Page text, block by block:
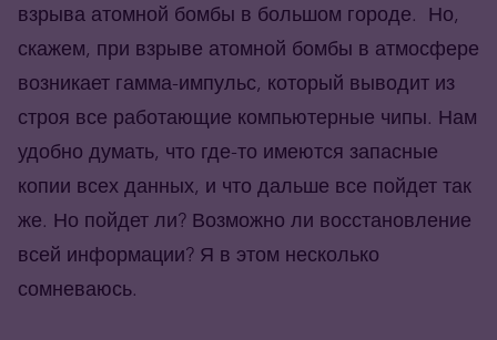
взрыва атомной бомбы в большом городе. Но,
скажем, при взрыве атомной бомбы в атмосфере
возникает гамма-импульс, который выводит из
строя все работающие компьютерные чипы. Нам
удобно думать, что где-то имеются запасные
копии всех данных, и что дальше все пойдет так
же. Но пойдет ли? Возможно ли восстановление
всей информации? Я в этом несколько
сомневаюсь.